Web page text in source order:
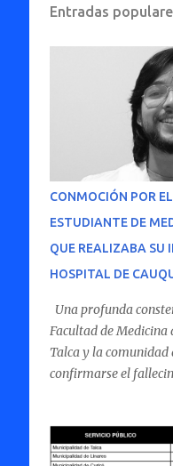
Entradas
CONMOCIÓN POR
ESTUDIANTE DE
QUE REALIZABA SU
HOSPITAL DE
Una profunda
Facultad de Medicina
Talca y la comunidad
confirmarse el
Cauquenes. De
conocidos, el joven